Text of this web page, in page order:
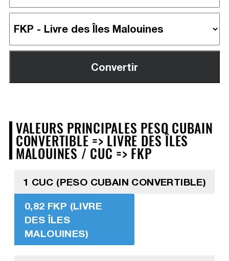
VALEURS PRINCIPALES PESO CUBAIN
CONVERTIBLE => LIVRE DES ÎLES
MALOUINES / CUC => FKP
1 CUC (PESO CUBAIN CONVERTIBLE)
0,82 FKP (LIVRE
DES ÎLES
MALOUINES)